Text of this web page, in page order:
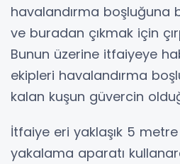
havalandırma boşluğuna
ve buradan çıkmak için
Bunun üzerine itfaiyeye
ekipleri havalandırma
kalan kuşun güvercin
İtfaiye eri yaklaşık 5
yakalama aparatı